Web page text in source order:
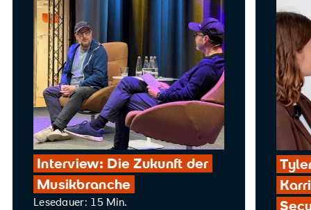
Interview: Die Zukunft der
Musikbranche
Lesedauer: 15 Min.